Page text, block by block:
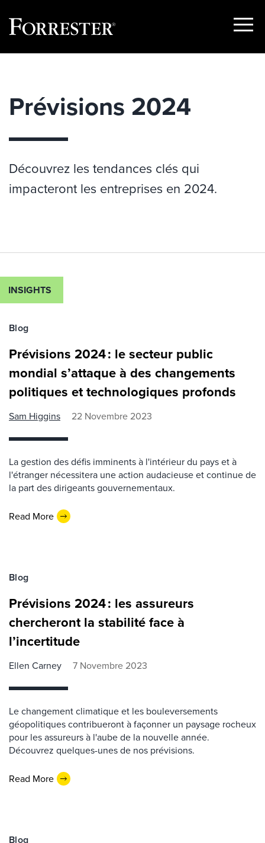
Show
Prévisions 2024
Découvrez les tendances clés qui
impacteront les entreprises en 2024.
INSIGHTS
Blog
Prévisions 2024 : le secteur public
mondial s’attaque à des changements
politiques et technologiques profonds
Sam Higgins 22 Novembre 2023
La gestion des défis imminents à l'intérieur du pays et à
l'étranger nécessitera une action audacieuse et continue de
la part des dirigeants gouvernementaux.
Read More
Blog
Prévisions 2024 : les assureurs
chercheront la stabilité face à
l’incertitude
Ellen Carney 7 Novembre 2023
Le changement climatique et les bouleversements
géopolitiques contribueront à façonner un paysage rocheux
pour les assureurs à l'aube de la nouvelle année.
Découvrez quelques-unes de nos prévisions.
Read More
Blog